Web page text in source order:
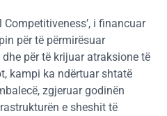
i financuar
për të përmirësuar
për të krijuar atraksione të
kampi ka ndërtuar shtatë
zgjeruar godinën
e sheshit të